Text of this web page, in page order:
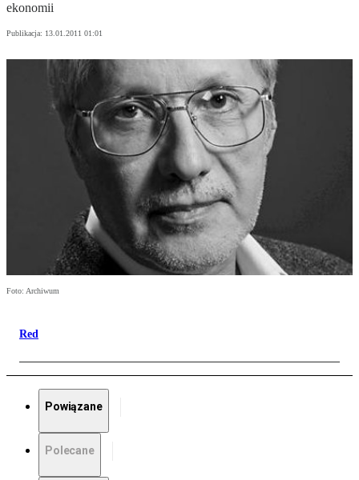
ekonomii
Publikacja: 13.01.2011 01:01
Foto: Archiwum
Red
Powiązane
Polecane